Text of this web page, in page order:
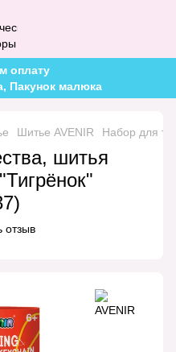
оплату
Пакунок малюка
Шитье AVENIR Набор для
шитья
отзыв